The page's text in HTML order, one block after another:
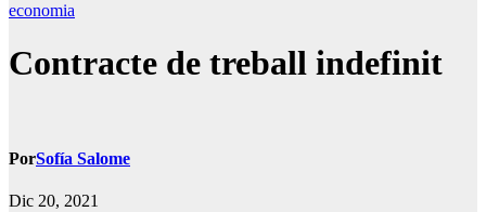
economia
Contracte de treball indefinit
PorSofía Salome
Dic 20, 2021